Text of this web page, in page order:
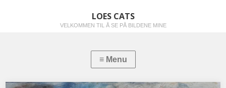
LOES CATS
VELKOMMEN TIL Å SE PÅ BILDENE MINE